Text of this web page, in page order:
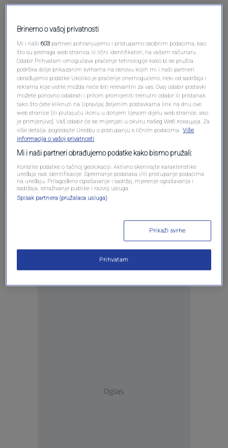
Pre 10 meseci
Hajrudin Dervišević
Odlična ideja ,neka i mladi nauče naš jezik u BiH.
Odgovori
Pre 9 meseci
Hasan colakhodzic
Odlicno in
Oglas
Oglas
Brinemo o vašoj privatnosti
Mi i naši603 partneri pohranjujemo i pristupamo osobnim podacima, kao
što su pretraga web stranica ili lični identifikatori, na vašem računaru .
Odabir Prihvatam omogućava praćenje tehnologije kako bi se pružila
podrška dolje prikazanim svrhama na osnovu kojih mi i naši partneri
obrađujemo podatke Ukoliko je praćenje onemogućeno, neki od sadržaja i
reklama koje vidite možda neće biti relevantni za vas. Ovaj odabir postavki
možete ponovno odabrati i pritom promijeniti trenutni odabir ili pristanak
tako što ćete kliknuti na Upravljaj željenim postavkama link na dnu ove
web stranice [ili plutajuću ikonu u donjem lijevom dijelu web stranice, ako
je primjenjivo]. Vaš odabir će se mijenjati u okviru našeg Wеб локација. Za
više detalja, pogledajte Uredbu o postupanju s ličnim podacima. Više
informacija o vašoj privatnosti
Mi i naši partneri obrađujemo podatke kako bismo pružali:
Koristite podatke o tačnoj geolokaciji. Aktivno skenirajte karakteristike
uređaja radi identifikacije. Spremanje podataka i/ili pristupanje podacima
na uređaju. Prilagođeno oglašavanje i sadržaj, mjerenje oglašavanja i
sadržaja, istraživanje publike i razvoj usluga.
Spisak partnera (pružalaca usluga)
Prikaži svrhe
Prihvatam